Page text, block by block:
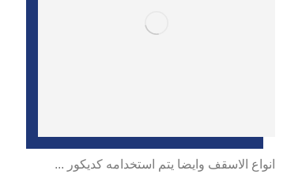
انواع الاسقف وايضا يتم استخدامه كديكور ...